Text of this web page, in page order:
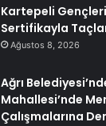
Kartepeli
Sertifikayla
Ağustos 8, 2026
Ağrı
Mahallesi’nde
Çalışmalarına